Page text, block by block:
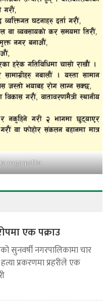
nagarpalika
एक पक्राउ
सुनवर्षी नगरपालिकामा चार
प्रकरणमा प्रहरीले एक